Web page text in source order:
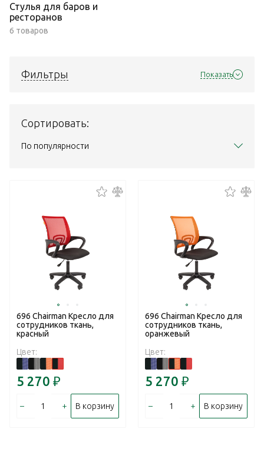
Стулья для баров и
ресторанов
6 товаров
Фильтры Показать
Сортировать:
По популярности
696 Chairman Кресло для
сотрудников ткань,
красный
Цвет:
5 270 ₽
– + В корзину
696 Chairman Кресло для
сотрудников ткань,
оранжевый
Цвет:
5 270 ₽
– + В корзину